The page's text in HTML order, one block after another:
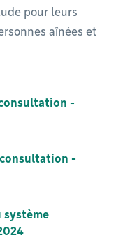
pour leurs
aînées et
-
-